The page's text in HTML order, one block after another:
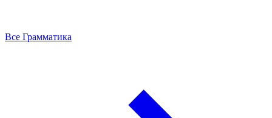
Все Грамматика